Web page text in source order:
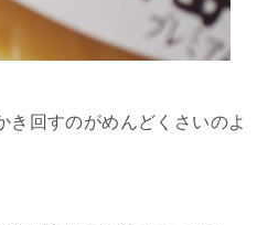
き回すのがめんどくさいのよ